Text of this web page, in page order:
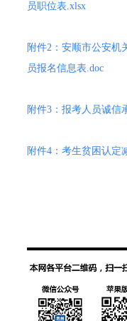
员职位表.xlsx
附件2：安顺市公安机
员报名信息表.doc
附件3：报考人员诚信
附件4：考生贫困认定